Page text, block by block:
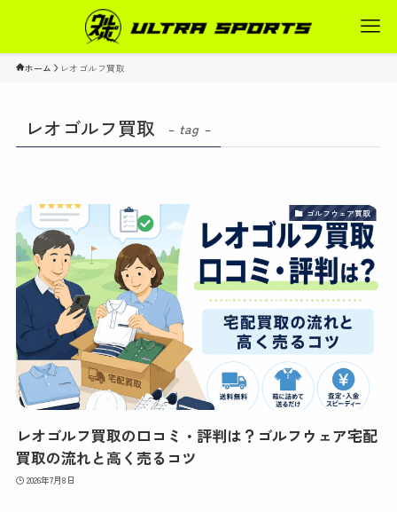
ホーム レオゴルフ買取
レオゴルフ買取 – tag –
ゴルフウェア買取
レオゴルフ買取の口コミ・評判は？ゴルフウェア宅配
買取の流れと高く売るコツ
2026年7月8日